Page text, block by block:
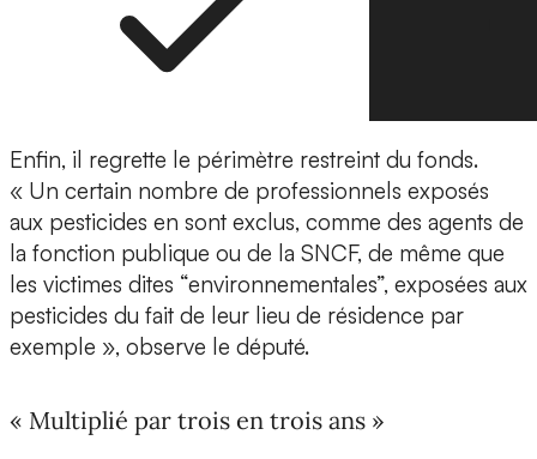
Enfin, il regrette le périmètre restreint du fonds.
« Un certain nombre de professionnels exposés
aux pesticides en sont exclus, comme des agents de
la fonction publique ou de la SNCF, de même que
les victimes dites “environnementales”, exposées aux
pesticides du fait de leur lieu de résidence par
exemple », observe le député.
« Multiplié par trois en trois ans »